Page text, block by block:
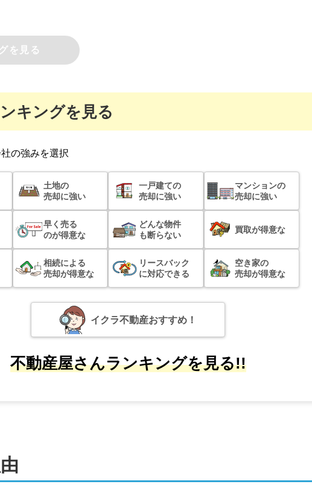
を見る
キングを見る
の強みを選択
土地の
売却に強い
一戸建ての
売却に強い
マンションの
売却に強い
早く売る
のが得意な
どんな物件
も断らない
買取が得意な
相続による
売却が得意な
リースバック
に対応できる
空き家の
売却が得意な
イクラ不動産おすすめ！
不動産屋さんランキングを見る!!